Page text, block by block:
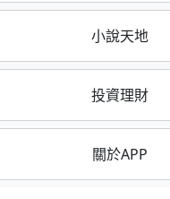
小說天地
投資理財
關於APP